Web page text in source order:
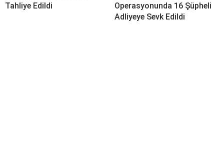
Tahliye Edildi
Operasyonunda 16 Şüpheli
Adliyeye Sevk Edildi